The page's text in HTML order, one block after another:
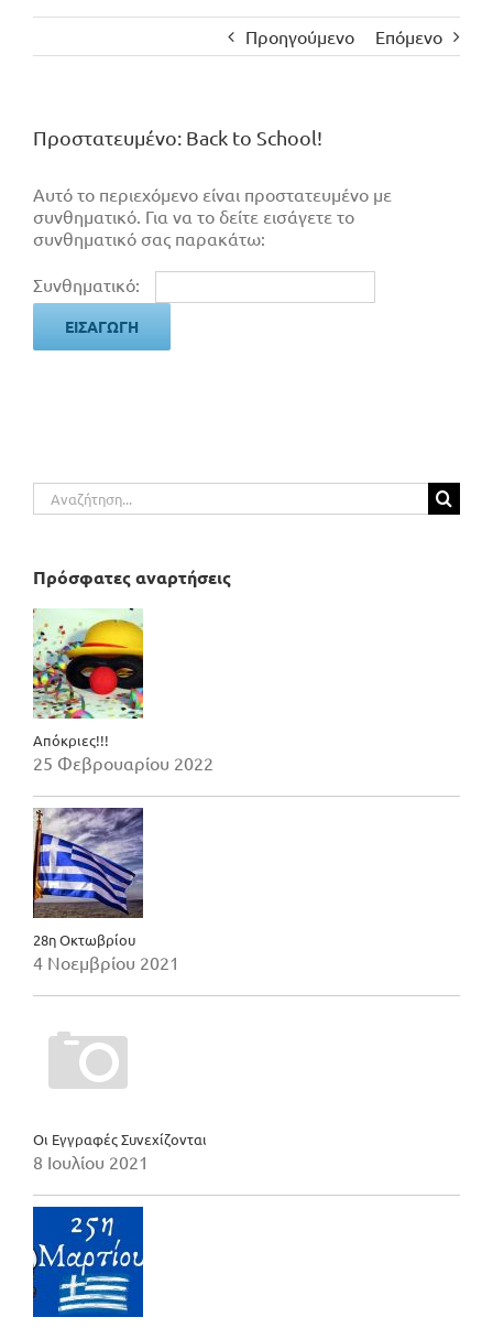
Προηγούμενο Επόμενο
Πρoστατευμένο: Back to School!
Αυτό το περιεχόμενο είναι προστατευμένο με
συνθηματικό. Για να το δείτε εισάγετε το
συνθηματικό σας παρακάτω:
Συνθηματικό:
Αναζήτηση
για:
Πρόσφατες αναρτήσεις
Απόκριες!!!
25 Φεβρουαρίου 2022
28η Οκτωβρίου
4 Νοεμβρίου 2021
Οι Εγγραφές Συνεχίζονται
8 Ιουλίου 2021